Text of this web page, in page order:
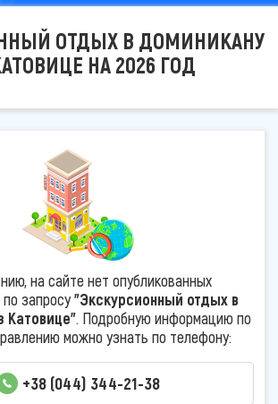
ОТДЫХ В ДОМИНИКАНУ
НА 2026 ГОД
на сайте нет опубликованных
запросу"Экскурсионный отдых в
Катовице". Подробную информацию по
можно узнать по телефону:
+38 (044) 344-21-38